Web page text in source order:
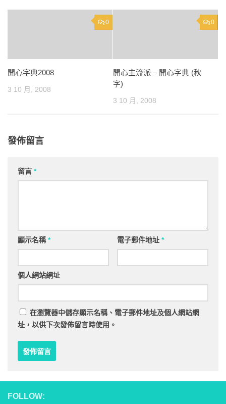
0
開心字典2008
3 10 月, 2008
0
開心主流派 – 開心字典 (秋
字)
3 10 月, 2008
發佈留言
留言 *
顯示名稱* 電子郵件地址 *
個人網站網址
在瀏覽器中儲存顯示名稱、電子郵件地址及個人網站網
址，以供下次發佈留言時使用。
FOLLOW: